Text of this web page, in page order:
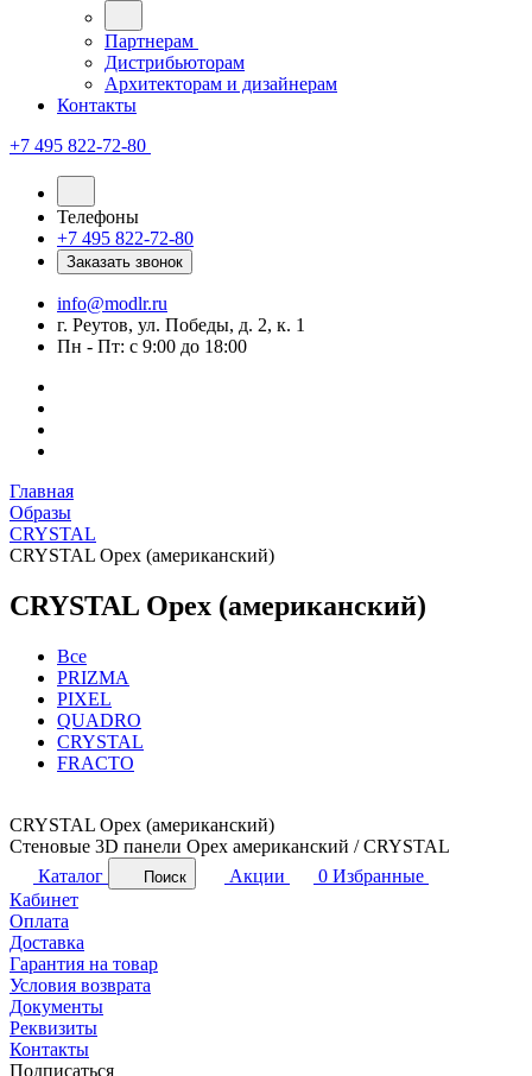
Партнерам
Дистрибьюторам
Архитекторам и дизайнерам
Контакты
+7 495 822-72-80
Телефоны
+7 495 822-72-80
Заказать звонок
info@modlr.ru
г. Реутов, ул. Победы, д. 2, к. 1
Пн - Пт: с 9:00 до 18:00
Главная
Образы
CRYSTAL
CRYSTAL Орех (американский)
CRYSTAL Орех (американский)
Все
PRIZMA
PIXEL
QUADRO
CRYSTAL
FRACTO
CRYSTAL Орех (американский)
Стеновые 3D панели Орех американский / CRYSTAL
Каталог
Поиск Акции 0 Избранные
Кабинет
Оплата
Доставка
Гарантия на товар
Условия возврата
Документы
Реквизиты
Контакты
Подписаться